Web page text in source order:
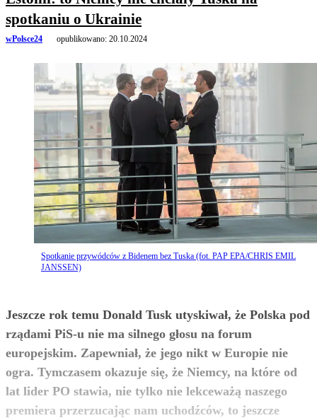
spotkaniu o Ukrainie
wPolsce24 opublikowano: 20.10.2024
Spotkanie przywódców z Bidenem bez Tuska (fot. PAP EPA/CHRIS EMIL
JANSSEN)
Jeszcze rok temu Donald Tusk utyskiwał, że Polska pod
rządami PiS-u nie ma silnego głosu na forum
europejskim. Zapewniał, że jego nikt w Europie nie
ogra. Tymczasem okazuje się, że Niemcy, na które od
lat lider PO stawia, nie tylko nie lekceważą naszego
premiera przerzucając nam uchodźców, to jeszcze